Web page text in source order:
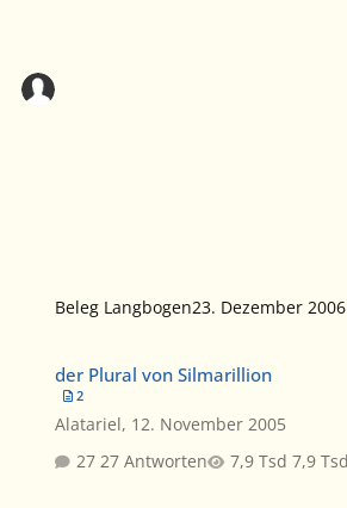
Beleg Langbogen23. Dezember 2006
der Plural von Silmarillion
2
Alatariel, 12. November 2005
27 Antworten
7,9